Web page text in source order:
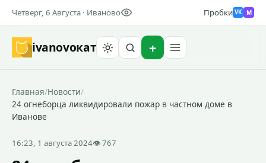
Четверг, 6 Августа · Иваново Пробки VK M
ivanovoкат
Главная/Новости/
24 огнеборца ликвидировали пожар в частном доме в
Иванове
16:23, 1 августа 2024👁 767